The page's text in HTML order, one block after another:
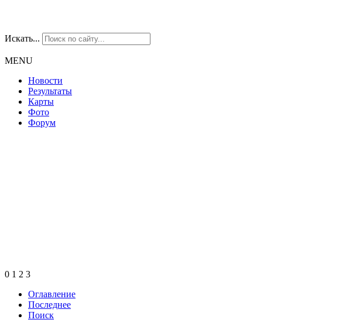
Искать...
MENU
Новости
Результаты
Карты
Фото
Форум
0 1 2 3
Оглавление
Последнее
Поиск